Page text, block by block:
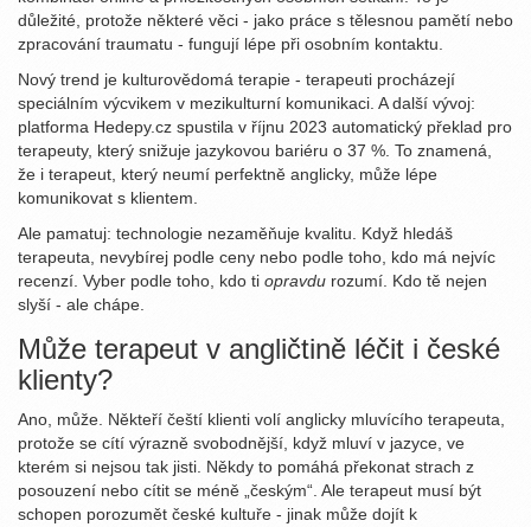
důležité, protože některé věci - jako práce s tělesnou pamětí nebo
zpracování traumatu - fungují lépe při osobním kontaktu.
Nový trend je kulturovědomá terapie - terapeuti procházejí
speciálním výcvikem v mezikulturní komunikaci. A další vývoj:
platforma Hedepy.cz spustila v říjnu 2023 automatický překlad pro
terapeuty, který snižuje jazykovou bariéru o 37 %. To znamená,
že i terapeut, který neumí perfektně anglicky, může lépe
komunikovat s klientem.
Ale pamatuj: technologie nezaměňuje kvalitu. Když hledáš
terapeuta, nevybírej podle ceny nebo podle toho, kdo má nejvíc
recenzí. Vyber podle toho, kdo ti opravdu rozumí. Kdo tě nejen
slyší - ale chápe.
Může terapeut v angličtině léčit i české
klienty?
Ano, může. Někteří čeští klienti volí anglicky mluvícího terapeuta,
protože se cítí výrazně svobodnější, když mluví v jazyce, ve
kterém si nejsou tak jisti. Někdy to pomáhá překonat strach z
posouzení nebo cítit se méně „českým“. Ale terapeut musí být
schopen porozumět české kultuře - jinak může dojít k